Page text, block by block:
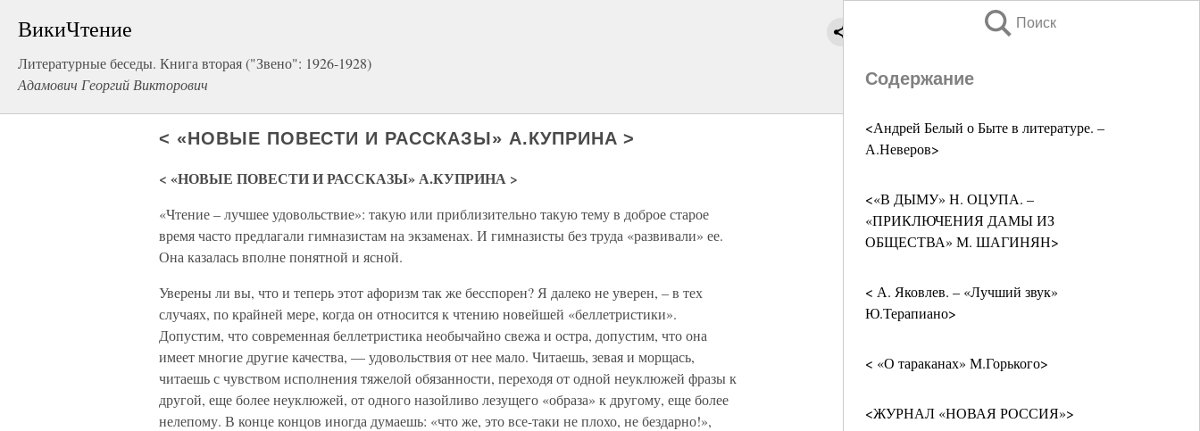
ВикиЧтение
Литературные беседы. Книга вторая ("Звено": 1926-1928)
Адамович Георгий Викторович
Поиск
Содержание
<Андрей Белый о Быте в литературе. –
А.Неверов>
<«В ДЫМУ» Н. ОЦУПА. –
«ПРИКЛЮЧЕНИЯ ДАМЫ ИЗ
ОБЩЕСТВА» М. ШАГИНЯН>
< А. Яковлев. – «Лучший звук»
Ю.Терапиано>
< «О тараканах» М.Горького>
<ЖУРНАЛ «НОВАЯ РОССИЯ»>
< «НОВЫЕ ПОВЕСТИ И РАССКАЗЫ» А.КУПРИНА >
< «НОВЫЕ ПОВЕСТИ И РАССКАЗЫ» А.КУПРИНА >
«Чтение – лучшее удовольствие»: такую или приблизительно такую тему в доброе старое
время часто предлагали гимназистам на экзаменах. И гимназисты без труда «развивали» ее.
Она казалась вполне понятной и ясной.
Уверены ли вы, что и теперь этот афоризм так же бесспорен? Я далеко не уверен, – в тех
случаях, по крайней мере, когда он относится к чтению новейшей «беллетристики».
Допустим, что современная беллетристика необычайно свежа и остра, допустим, что она
имеет многие другие качества, — удовольствия от нее мало. Читаешь, зевая и морщась,
читаешь с чувством исполнения тяжелой обязанности, переходя от одной неуклюжей фразы к
другой, еще более неуклюжей, от одного назойливо лезущего «образа» к другому, еще более
нелепому. В конце концов иногда думаешь: «что же, это все-таки не плохо, не бездарно!»,